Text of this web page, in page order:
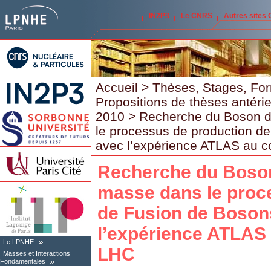
IN2P3 Le CNRS Autres sites
Le LPNHE
Masses et Interactions
Fondamentales
Accueil > Thèses, Stages,
Propositions de thèses
2010 > Recherche du Boson
le processus de production
avec l’expérience ATLAS au
Recherche du
masse dans le
de Fusion de
l’expérience
LHC